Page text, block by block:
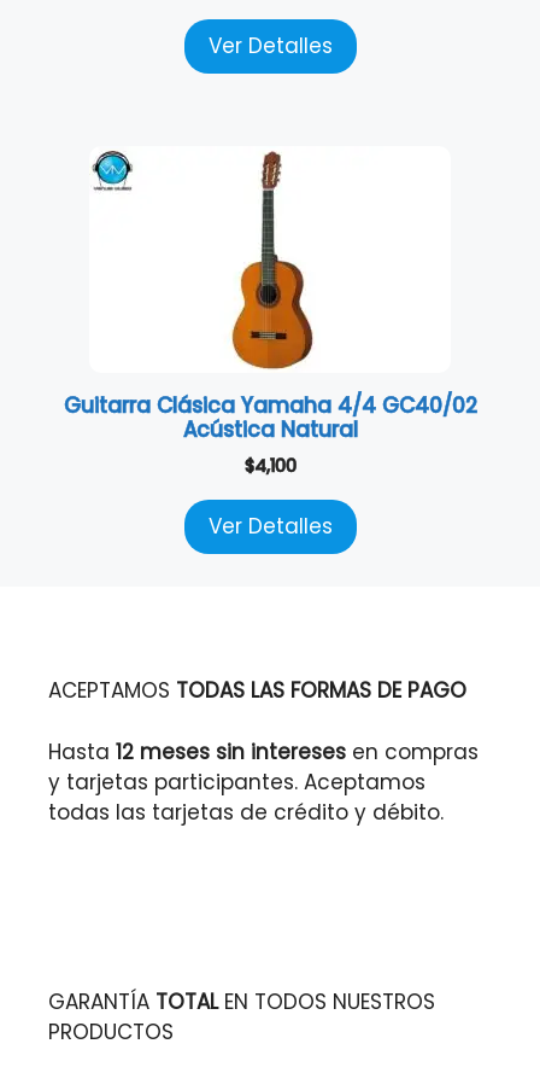
Ver Detalles
Guitarra Clásica Yamaha 4/4 GC40/02
Acústica Natural
$4,100
Ver Detalles
ACEPTAMOS TODAS LAS FORMAS DE PAGO
Hasta 12 meses sin intereses en compras
y tarjetas participantes. Aceptamos
todas las tarjetas de crédito y débito.
GARANTÍA TOTALEN TODOS NUESTROS
PRODUCTOS